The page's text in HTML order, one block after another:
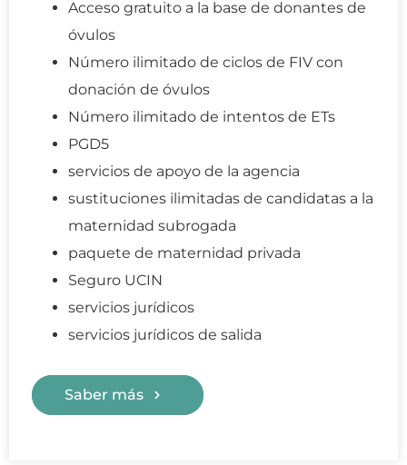
Acceso gratuito a la base de donantes de
óvulos
Número ilimitado de ciclos de FIV con
donación de óvulos
Número ilimitado de intentos de ETs
PGD5
servicios de apoyo de la agencia
sustituciones ilimitadas de candidatas a la
maternidad subrogada
paquete de maternidad privada
Seguro UCIN
servicios jurídicos
servicios jurídicos de salida
Saber más